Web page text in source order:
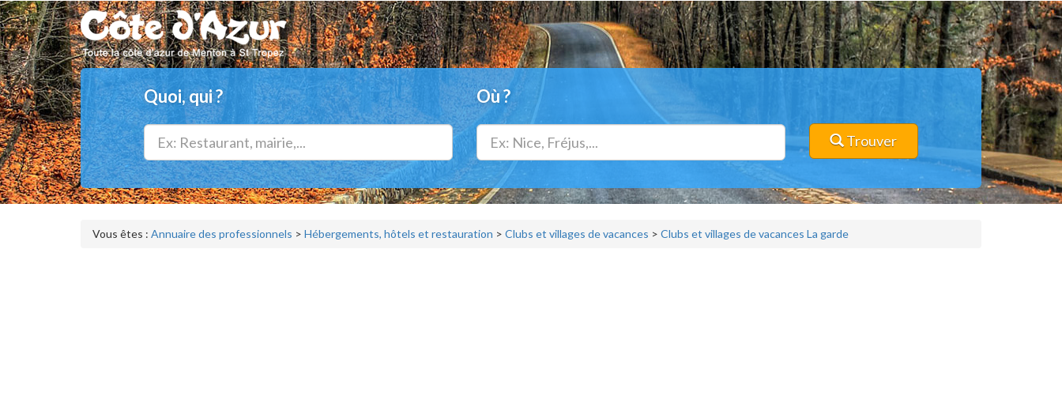
Quoi, qui ? Où ?
Trouver
Vous êtes : Annuaire des professionnels > Hébergements, hôtels et restauration > Clubs et villages de vacances > Clubs et villages de vacances La garde